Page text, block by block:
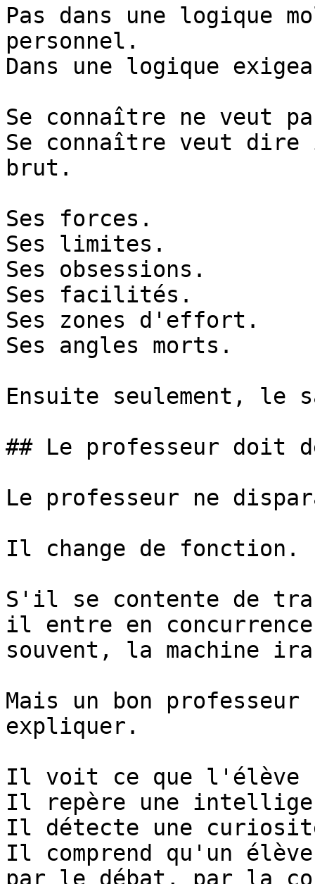
Pas dans une logique
personnel.
Dans une logique
Se connaître ne veut
Se connaître veut
brut.
Ses forces.
Ses limites.
Ses obsessions.
Ses facilités.
Ses zones d'effort.
Ses angles morts.
Ensuite seulement,
## Le professeur doit
Le professeur ne
Il change de fonction.
S'il se contente de
il entre en
souvent, la machine
Mais un bon
expliquer.
Il voit ce que l'élève
Il repère une
Il détecte une
Il comprend qu'un
par le débat, par la